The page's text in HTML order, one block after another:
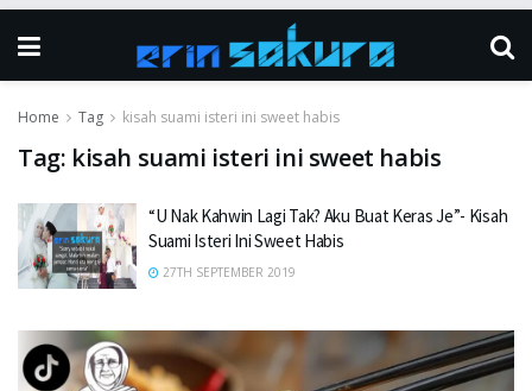
Home Tag kisah suami isteri ini sweet habis
Tag: kisah suami isteri ini sweet habis
“U Nak Kahwin Lagi Tak? Aku Buat Keras Je”- Kisah
Suami Isteri Ini Sweet Habis
27TH SEPTEMBER 2019